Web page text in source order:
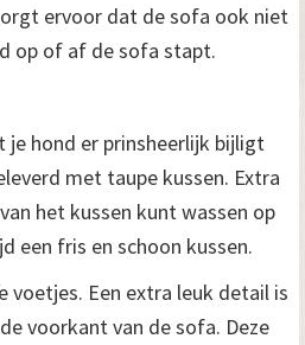
ervoor dat de sofa ook niet
op of af de sofa stapt.
je hond er prinsheerlijk bijligt
met taupe kussen. Extra
het kussen kunt wassen op
een fris en schoon kussen.
voetjes. Een extra leuk detail is
voorkant van de sofa. Deze